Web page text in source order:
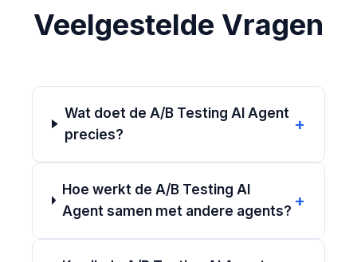
Veelgestelde Vragen
Wat doet de A/B Testing AI Agent
precies?
+
Hoe werkt de A/B Testing AI
Agent samen met andere agents?
+